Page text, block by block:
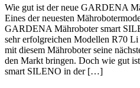
Wie gut ist der neue GARDENA
Eines der neuesten
GARDENA Mähroboter smart
sehr erfolgreichen Modellen R70
mit diesem Mähroboter seine
den Markt bringen. Doch wie gut
smart SILENO in der […]